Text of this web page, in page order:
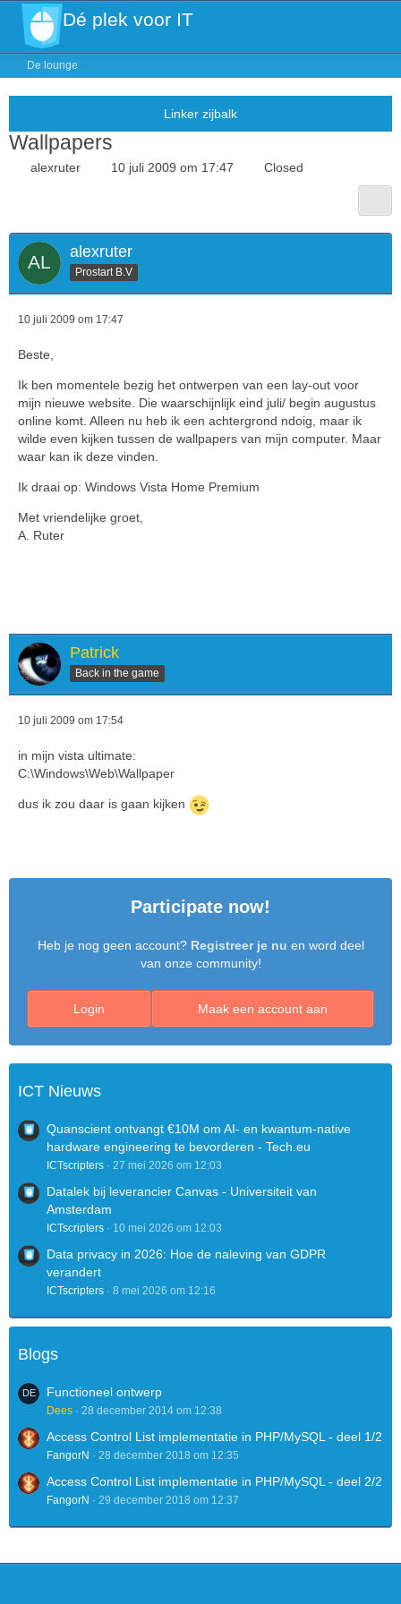
Dé plek voor IT
De lounge
Wallpapers
alexruter 10 juli 2009 om 17:47 Closed
alexruter
Prostart B.V
10 juli 2009 om 17:47
Beste,
Ik ben momentele bezig het ontwerpen van een lay-out voor
mijn nieuwe website. Die waarschijnlijk eind juli/ begin augustus
online komt. Alleen nu heb ik een achtergrond ndoig, maar ik
wilde even kijken tussen de wallpapers van mijn computer. Maar
waar kan ik deze vinden.
Ik draai op: Windows Vista Home Premium
Met vriendelijke groet,
A. Ruter
Patrick
Back in the game
10 juli 2009 om 17:54
in mijn vista ultimate:
C:\Windows\Web\Wallpaper
dus ik zou daar is gaan kijken
Participate now!
Heb je nog geen account? Registreer je nu en word deel
van onze community!
Maak een account aan
Login
ICT Nieuws
Quanscient ontvangt €10M om AI- en kwantum-native
hardware engineering te bevorderen - Tech.eu
ICTscripters 27 mei 2026 om 12:03
Datalek bij leverancier Canvas - Universiteit van
Amsterdam
ICTscripters 10 mei 2026 om 12:03
Data privacy in 2026: Hoe de naleving van GDPR
verandert
ICTscripters 8 mei 2026 om 12:16
Blogs
Functioneel ontwerp
Dees 28 december 2014 om 12:38
Access Control List implementatie in PHP/MySQL - deel 1/2
FangorN 28 december 2018 om 12:35
Access Control List implementatie in PHP/MySQL - deel 2/2
FangorN 29 december 2018 om 12:37